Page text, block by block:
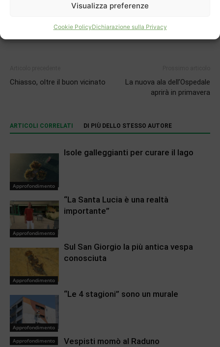
Visualizza preferenze
Cookie PolicyDichiarazione sulla Privacy
Chiasso, oltre il buon vicinato
La nuova ala dell’Ospedale
aprirà in primavera
ARTICOLI CORRELATI DI PIÙ DELLO STESSO AUTORE
Approfondimento
Isole galleggianti per curare il lago
Approfondimento
“La Santa Lucia è una realtà
importante”
Approfondimento
Sul San Giorgio la più antica vespa
conosciuta
Approfondimento
“Le 4 stagioni” sono un murale
Approfondimento
Vespisti momò al Raduno